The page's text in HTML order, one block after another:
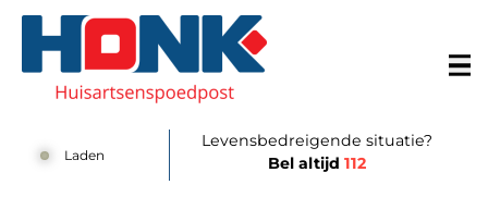
Laden
Levensbedreigende situatie?
Bel altijd112